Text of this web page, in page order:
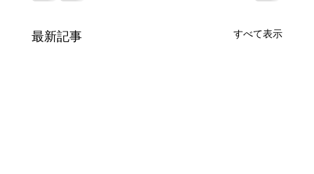
最新記事 すべて表示